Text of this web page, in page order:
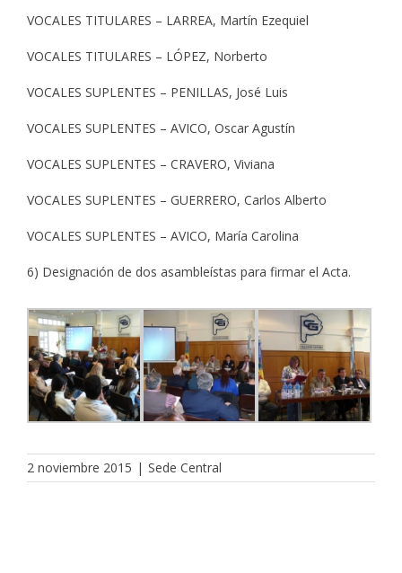
VOCALES TITULARES – LARREA, Martín Ezequiel
VOCALES TITULARES – LÓPEZ, Norberto
VOCALES SUPLENTES – PENILLAS, José Luis
VOCALES SUPLENTES – AVICO, Oscar Agustín
VOCALES SUPLENTES – CRAVERO, Viviana
VOCALES SUPLENTES – GUERRERO, Carlos Alberto
VOCALES SUPLENTES – AVICO, María Carolina
6) Designación de dos asambleístas para firmar el Acta.
2 noviembre 2015 | Sede Central